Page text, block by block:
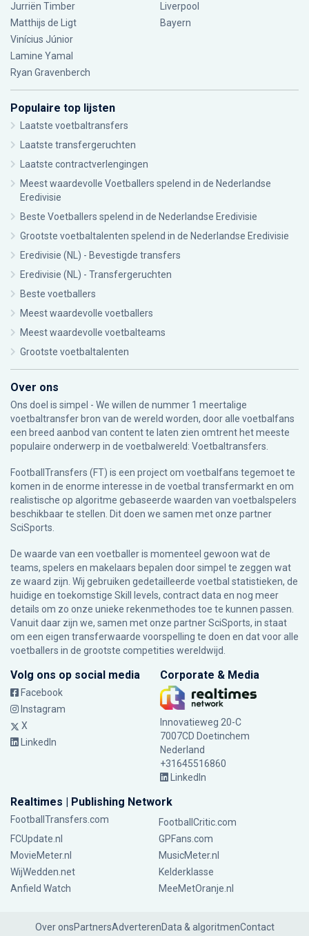
Jurriën Timber
Matthijs de Ligt
Vinícius Júnior
Lamine Yamal
Ryan Gravenberch
Liverpool
Bayern
Populaire top lijsten
Laatste voetbaltransfers
Laatste transfergeruchten
Laatste contractverlengingen
Meest waardevolle Voetballers spelend in de Nederlandse
Eredivisie
Beste Voetballers spelend in de Nederlandse Eredivisie
Grootste voetbaltalenten spelend in de Nederlandse Eredivisie
Eredivisie (NL) - Bevestigde transfers
Eredivisie (NL) - Transfergeruchten
Beste voetballers
Meest waardevolle voetballers
Meest waardevolle voetbalteams
Grootste voetbaltalenten
Over ons
Ons doel is simpel - We willen de nummer 1 meertalige
voetbaltransfer bron van de wereld worden, door alle voetbalfans
een breed aanbod van content te laten zien omtrent het meeste
populaire onderwerp in de voetbalwereld: Voetbaltransfers.
FootballTransfers (FT) is een project om voetbalfans tegemoet te
komen in de enorme interesse in de voetbal transfermarkt en om
realistische op algoritme gebaseerde waarden van voetbalspelers
beschikbaar te stellen. Dit doen we samen met onze partner
SciSports
De waarde van een voetballer is momenteel gewoon wat de
teams, spelers en makelaars bepalen door simpel te zeggen wat
ze waard zijn. Wij gebruiken gedetailleerde voetbal statistieken, de
huidige en toekomstige Skill levels, contract data en nog meer
details om zo onze unieke rekenmethodes toe te kunnen passen.
Vanuit daar zijn we, samen met onze partner SciSports, in staat
om een eigen transferwaarde voorspelling te doen en dat voor alle
voetballers in de grootste competities wereldwijd.
Volg ons op social media
Facebook
Instagram
X
LinkedIn
Corporate & Media
Innovatieweg 20-C
7007CD Doetinchem
Nederland
+31645516860
LinkedIn
Realtimes | Publishing Network
FootballTransfers.com
FootballCritic.com
FCUpdate.nl
GPFans.com
MovieMeter.nl
MusicMeter.nl
WijWedden.net
Kelderklasse
Anfield Watch
MeeMetOranje.nl
Over onsPartnersAdverterenData & algoritmenContact